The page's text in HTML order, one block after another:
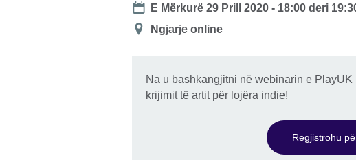
Date
E Mërkurë 29 Prill 2020 - 18:00 deri
Lokacioni
Ngjarje online
Na u bashkangjitni në webinarin e
krijimit të artit për lojëra indie!
Regjistrohu